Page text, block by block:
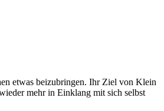
etwas beizubringen. Ihr Ziel von Klein
mehr in Einklang mit sich selbst